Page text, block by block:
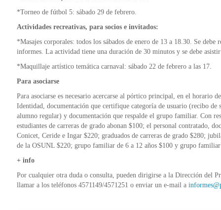
*Torneo de fútbol 5: sábado 29 de febrero.
Actividades recreativas, para socios e invitados:
*Masajes corporales: todos los sábados de enero de 13 a 18.30. Se
informes. La actividad tiene una duración de 30 minutos y se debe
*Maquillaje artístico temática carnaval: sábado 22 de febrero a las 17.
Para asociarse
Para asociarse es necesario acercarse al pórtico principal, en el horario
Identidad, documentación que certifique categoría de usuario (recibo
alumno regular) y documentación que respalde el grupo familiar. Con
estudiantes de carreras de grado abonan $100; el personal contratado,
Conicet, Ceride e Ingar $220; graduados de carreras de grado $280;
de la OSUNL $220; grupo familiar de 6 a 12 años $100 y grupo
+ info
Por cualquier otra duda o consulta, pueden dirigirse a la Dirección del
llamar a los teléfonos 4571149/4571251 o enviar un e-mail a